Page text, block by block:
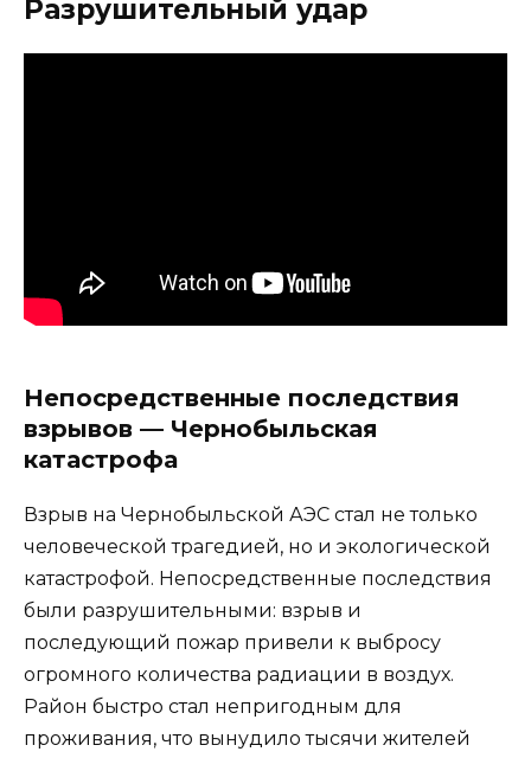
Разрушительный удар
Непосредственные последствия
взрывов — Чернобыльская
катастрофа
Взрыв на Чернобыльской АЭС стал не только
человеческой трагедией, но и экологической
катастрофой. Непосредственные последствия
были разрушительными: взрыв и
последующий пожар привели к выбросу
огромного количества радиации в воздух.
Район быстро стал непригодным для
проживания, что вынудило тысячи жителей